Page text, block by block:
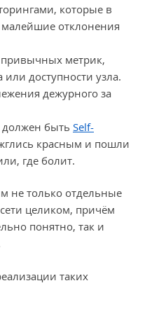
которые в
малейшие отклонения
привычных метрик,
или доступности узла.
дежурного за
быть Self-
красным и пошли
где болит.
не только отдельные
целиком, причём
понятно, так и
таких